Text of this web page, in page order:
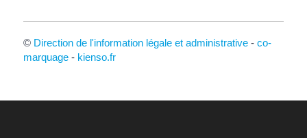
© Direction de l'information légale et administrative- co-
marquage- kienso.fr